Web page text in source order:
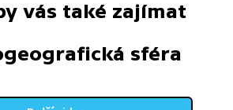
vás také zajímat
sféra